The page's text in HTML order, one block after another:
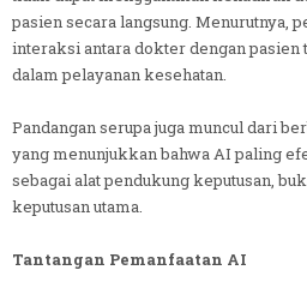
pasien secara langsung. Menurutnya,
interaksi antara dokter dengan pasien
dalam pelayanan kesehatan.
Pandangan serupa juga muncul dari
yang menunjukkan bahwa AI paling
sebagai alat pendukung keputusan,
keputusan utama.
Tantangan Pemanfaatan AI